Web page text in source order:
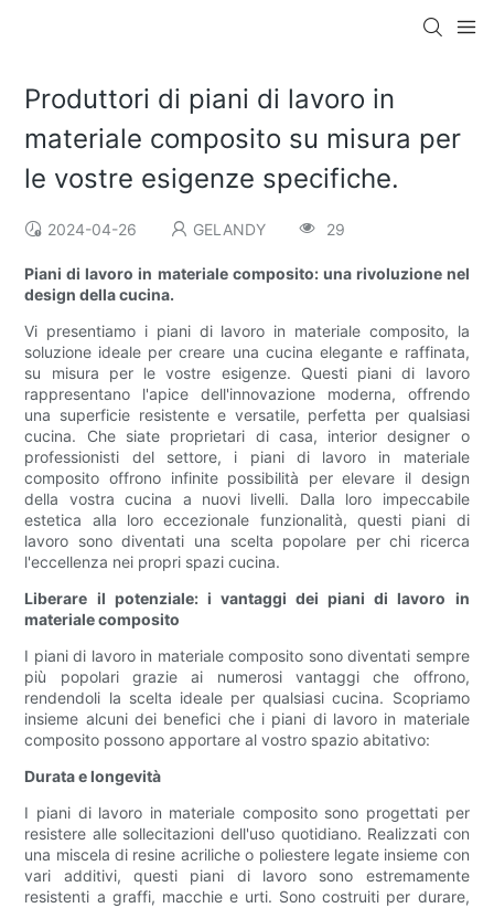
Produttori di piani di lavoro in
materiale composito su misura per
le vostre esigenze specifiche.
2024-04-26 GELANDY 29
Piani di lavoro in materiale composito: una rivoluzione nel
design della cucina.
Vi presentiamo i piani di lavoro in materiale composito, la
soluzione ideale per creare una cucina elegante e raffinata,
su misura per le vostre esigenze. Questi piani di lavoro
rappresentano l'apice dell'innovazione moderna, offrendo
una superficie resistente e versatile, perfetta per qualsiasi
cucina. Che siate proprietari di casa, interior designer o
professionisti del settore, i piani di lavoro in materiale
composito offrono infinite possibilità per elevare il design
della vostra cucina a nuovi livelli. Dalla loro impeccabile
estetica alla loro eccezionale funzionalità, questi piani di
lavoro sono diventati una scelta popolare per chi ricerca
l'eccellenza nei propri spazi cucina.
Liberare il potenziale: i vantaggi dei piani di lavoro in
materiale composito
I piani di lavoro in materiale composito sono diventati sempre
più popolari grazie ai numerosi vantaggi che offrono,
rendendoli la scelta ideale per qualsiasi cucina. Scopriamo
insieme alcuni dei benefici che i piani di lavoro in materiale
composito possono apportare al vostro spazio abitativo:
Durata e longevità
I piani di lavoro in materiale composito sono progettati per
resistere alle sollecitazioni dell'uso quotidiano. Realizzati con
una miscela di resine acriliche o poliestere legate insieme con
vari additivi, questi piani di lavoro sono estremamente
resistenti a graffi, macchie e urti. Sono costruiti per durare,